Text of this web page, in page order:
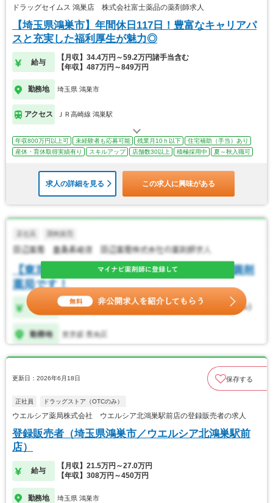
ドラッグセイムス 鴻巣店 株式会社富士薬品の薬剤師求人
【埼玉県鴻巣市】年間休日117日！豊富なキャリアパ
スと充実した福利厚生が魅力◎
給与
【月収】34.4万円～59.2万円諸手当含む
【年収】487万円～849万円
勤務地 埼玉県 鴻巣市
アクセス ＪＲ高崎線 鴻巣駅
年収800万円以上可 未経験者も応募可能 残業月10ｈ以下
住宅補助（手当）あり
産休・育休取得実績有り
スキルアップ 店舗数30以上 積極採用中 夏～秋入職可
求人の詳細を見る この求人に興味がある
更新日：2026年6月18日 保存する
正社員 ドラッグストア（OTCのみ）
ウエルシア薬局株式会社 ウエルシア北鴻巣駅前店の登録販売者の求人
登録販売者（埼玉県鴻巣市／ウエルシア北鴻巣駅前
店）
給与
【月収】21.5万円～27.0万円
【年収】308万円～450万円
勤務地 埼玉県 鴻巣市